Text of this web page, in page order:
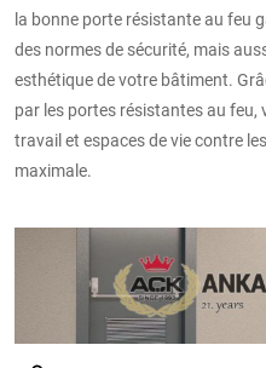
la bonne porte résistante au feu
des normes de sécurité, mais
esthétique de votre bâtiment.
par les portes résistantes au feu,
travail et espaces de vie contre
maximale.